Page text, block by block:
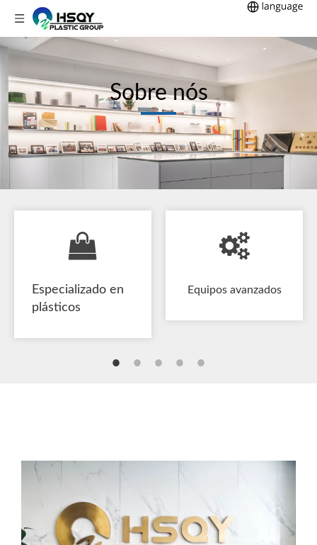
Sobre nós
Especializado en
plásticos
Equipos avanzados